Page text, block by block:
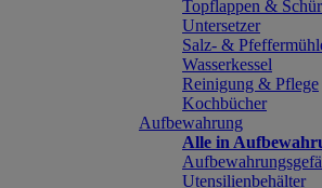
Topflappen &
Untersetzer
Salz- &
Wasserkessel
Reinigung & Pflege
Kochbücher
Aufbewahrung
Alle in
Utensilienbehälter